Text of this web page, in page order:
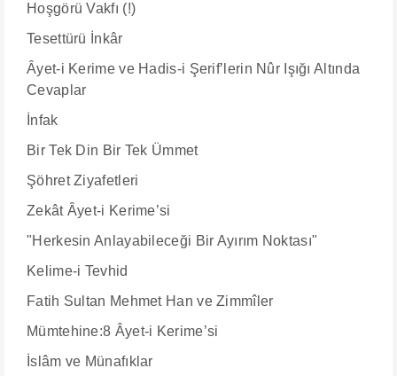
Hoşgörü Vakfı (!)
Tesettürü İnkâr
Âyet-i Kerime ve Hadis-i Şerif’lerin Nûr Işığı Altında
Cevaplar
İnfak
Bir Tek Din Bir Tek Ümmet
Şöhret Ziyafetleri
Zekât Âyet-i Kerime’si
"Herkesin Anlayabileceği Bir Ayırım Noktası"
Kelime-i Tevhid
Fatih Sultan Mehmet Han ve Zimmîler
Mümtehine:8 Âyet-i Kerime’si
İslâm ve Münafıklar